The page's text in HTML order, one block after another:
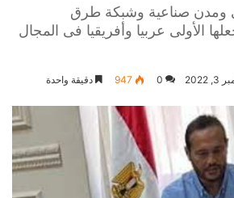
ومدن صناعية وشبكة طرق
الأولى عربيا وأفريقيا فى المجال
0
947 دقيقة واحدة